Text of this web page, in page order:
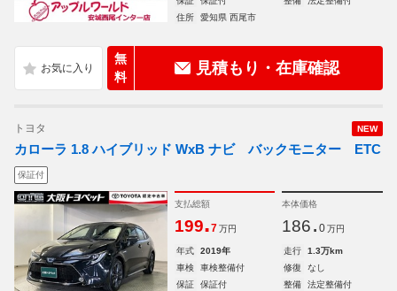
住所
愛知県 西尾市
無
料
見積もり・在庫確認
NEW
トヨタ
カローラ 1.8 ハイブリッド WxB ナビ バックモニター ETC
保証付
支払総額
199.7 万円
本体価格
186. 0 万円
年式 2019年 走行
1.3万km
車検
車検整備付 修復
なし
保証
保証付 整備
法定整備付